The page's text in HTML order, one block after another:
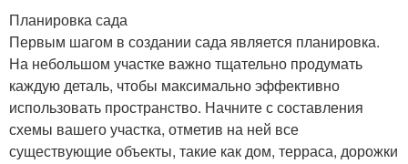
Планировка сада
Первым шагом в создании сада является планировка.
На небольшом участке важно тщательно продумать
каждую деталь, чтобы максимально эффективно
использовать пространство. Начните с составления
схемы вашего участка, отметив на ней все
существующие объекты, такие как дом, терраса, дорожки